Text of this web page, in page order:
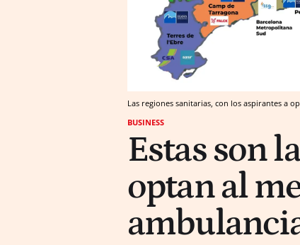
Las regiones sanitarias, con los aspirantes a
BUSINESS
Estas son
optan al